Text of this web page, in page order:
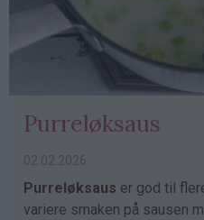
Purreløksaus
02.02.2026
Purreløksaus er god til
variere smaken på sausen